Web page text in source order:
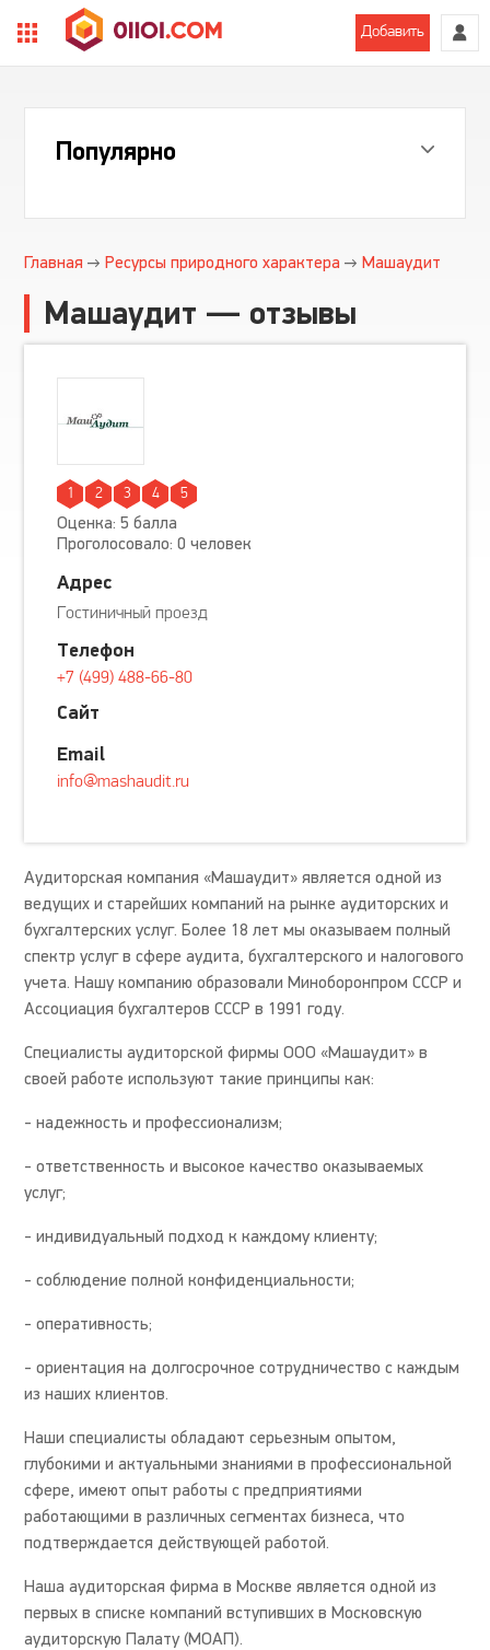
Добавить
Популярно
Главная Ресурсы природного характера Машаудит
Машаудит — отзывы
1 2 3 4 5
Оценка: 5 балла
Проголосовало: 0 человек
Адрес
Гостиничный проезд
Телефон
+7 (499) 488-66-80
Сайт
Email
info@mashaudit.ru
Аудиторская компания «Машаудит» является одной из
ведущих и старейших компаний на рынке аудиторских и
бухгалтерских услуг. Более 18 лет мы оказываем полный
спектр услуг в сфере аудита, бухгалтерского и налогового
учета. Нашу компанию образовали Миноборонпром СССР и
Ассоциация бухгалтеров СССР в 1991 году.
Специалисты аудиторской фирмы ООО «Машаудит» в
своей работе используют такие принципы как:
- надежность и профессионализм;
- ответственность и высокое качество оказываемых
услуг;
- индивидуальный подход к каждому клиенту;
- соблюдение полной конфиденциальности;
- оперативность;
- ориентация на долгосрочное сотрудничество с каждым
из наших клиентов.
Наши специалисты обладают серьезным опытом,
глубокими и актуальными знаниями в профессиональной
сфере, имеют опыт работы с предприятиями
работающими в различных сегментах бизнеса, что
подтверждается действующей работой.
Наша аудиторская фирма в Москве является одной из
первых в списке компаний вступивших в Московскую
аудиторскую Палату (МОАП).